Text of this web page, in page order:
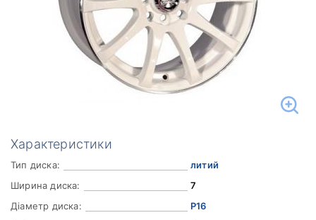
Характеристики
Тип диска:
литий
Ширина диска:
7
Діаметр диска:
Р16